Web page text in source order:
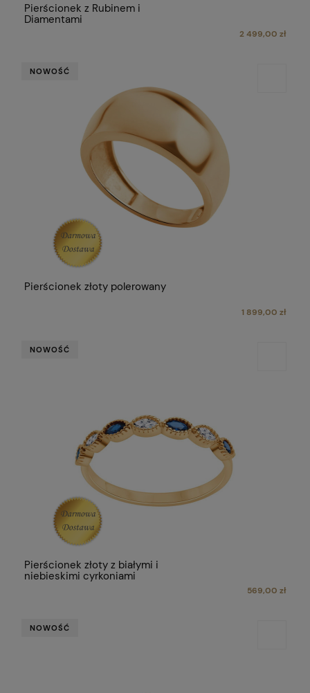
Pierścionek z Rubinem i
Diamentami
2 499,00 zł
Pierścionek złoty polerowany
1 899,00 zł
NOWOŚĆ
Pierścionek złoty z białymi i
niebieskimi cyrkoniami
569,00 zł
NOWOŚĆ
NOWOŚĆ